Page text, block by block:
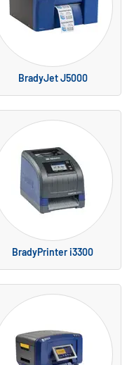
BradyJet J5000
BradyPrinter i3300